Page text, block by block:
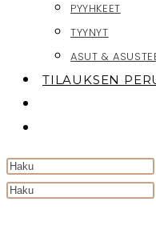
PYYHKEET
TYYNYT
ASUT &
TILAUKSEN
Search